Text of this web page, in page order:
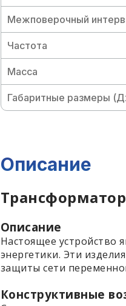
Межповерочный
Частота
Масса
Габаритные размеры
Описание
Описание
Настоящее устройство
энергетики. Эти
защиты сети
Конструктивные